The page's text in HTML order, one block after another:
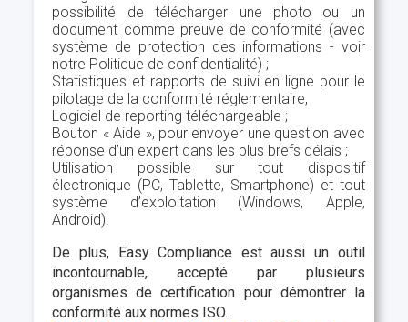
possibilité de télécharger une photo ou un
document comme preuve de conformité (avec
système de protection des informations - voir
notre Politique de confidentialité) ;
Statistiques et rapports de suivi en ligne pour le
pilotage de la conformité réglementaire,
Logiciel de reporting téléchargeable ;
Bouton « Aide », pour envoyer une question avec
réponse d’un expert dans les plus brefs délais ;
Utilisation possible sur tout dispositif
électronique (PC, Tablette, Smartphone) et tout
système d’exploitation (Windows, Apple,
Android).
De plus, Easy Compliance est aussi un outil
incontournable, accepté par plusieurs
organismes de certification pour démontrer la
conformité aux normes ISO.